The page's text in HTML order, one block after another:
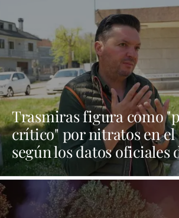
Trasmiras figura como
crítico" por nitratos en el
según los datos oficiales
| NOTICIAS XINZO